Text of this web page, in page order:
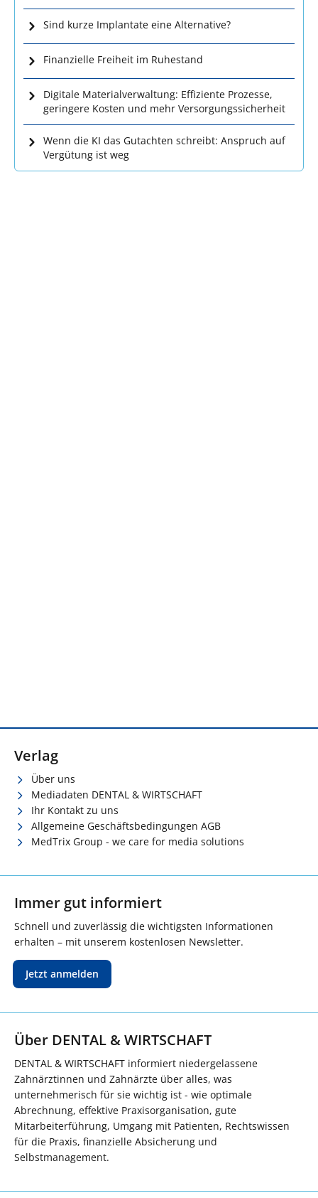
Sind kurze Implantate eine Alternative?
Finanzielle Freiheit im Ruhestand
Digitale Materialverwaltung: Effiziente Prozesse,
geringere Kosten und mehr Versorgungssicherheit
Wenn die KI das Gutachten schreibt: Anspruch auf
Vergütung ist weg
Verlag
Über uns
Mediadaten DENTAL & WIRTSCHAFT
Ihr Kontakt zu uns
Allgemeine Geschäftsbedingungen AGB
MedTrix Group - we care for media solutions
Immer gut informiert
Schnell und zuverlässig die wichtigsten Informationen
erhalten – mit unserem kostenlosen Newsletter.
Jetzt anmelden
Über DENTAL & WIRTSCHAFT
DENTAL & WIRTSCHAFT informiert niedergelassene
Zahnärztinnen und Zahnärzte über alles, was
unternehmerisch für sie wichtig ist - wie optimale
Abrechnung, effektive Praxisorganisation, gute
Mitarbeiterführung, Umgang mit Patienten, Rechtswissen
für die Praxis, finanzielle Absicherung und
Selbstmanagement.